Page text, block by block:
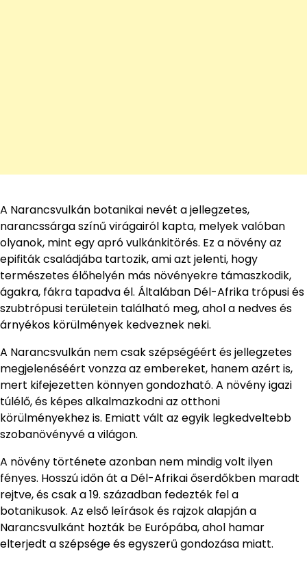
A Narancsvulkán botanikai nevét a jellegzetes,
narancssárga színű virágairól kapta, melyek valóban
olyanok, mint egy apró vulkánkitörés. Ez a növény az
epifiták családjába tartozik, ami azt jelenti, hogy
természetes élőhelyén más növényekre támaszkodik,
ágakra, fákra tapadva él. Általában Dél-Afrika trópusi és
szubtrópusi területein található meg, ahol a nedves és
árnyékos körülmények kedveznek neki.
A Narancsvulkán nem csak szépségéért és jellegzetes
megjelenéséért vonzza az embereket, hanem azért is,
mert kifejezetten könnyen gondozható. A növény igazi
túlélő, és képes alkalmazkodni az otthoni
körülményekhez is. Emiatt vált az egyik legkedveltebb
szobanövényvé a világon.
A növény története azonban nem mindig volt ilyen
fényes. Hosszú időn át a Dél-Afrikai őserdőkben maradt
rejtve, és csak a 19. században fedezték fel a
botanikusok. Az első leírások és rajzok alapján a
Narancsvulkánt hozták be Európába, ahol hamar
elterjedt a szépsége és egyszerű gondozása miatt.